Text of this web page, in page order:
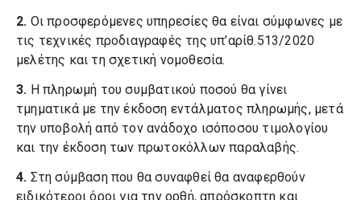
2. Οι προσφερόμενες υπηρεσίες θα είναι σύμφωνες με
τις τεχνικές προδιαγραφές της υπ’αρίθ.513/2020
μελέτης και τη σχετική νομοθεσία.
3. Η πληρωμή του συμβατικού ποσού θα γίνει
τμηματικά με την έκδοση εντάλματος πληρωμής, μετά
την υποβολή από τον ανάδοχο ισόποσου τιμολογίου
και την έκδοση των πρωτοκόλλων παραλαβής.
4. Στη σύμβαση που θα συναφθεί θα αναφερθούν
ειδικότεροι όροι για την ορθή, απρόσκοπτη και